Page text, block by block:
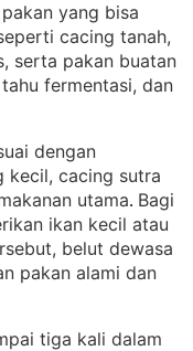
yang bisa
cacing tanah,
serta pakan buatan
fermentasi, dan
dengan
kecil, cacing sutra
utama. Bagi
ikan kecil atau
belut dewasa
pakan alami dan
tiga kali dalam